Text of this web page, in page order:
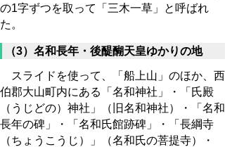
の1字ずつを取って「三木一草」と呼ばれ
た。
（3）名和長年・後醍醐天皇ゆかりの地
スライドを使って、「船上山」のほか、西
伯郡大山町内にある「名和神社」・「氏殿
（うじどの）神社」（旧名和神社）・「名和
長年の碑」・「名和氏館跡碑」・「長綱寺
（ちょうこうじ）」（名和氏の菩提寺）・